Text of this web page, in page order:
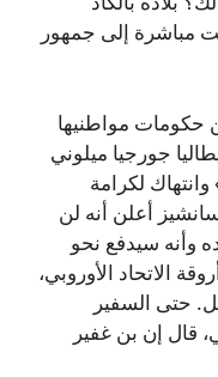
مباشرة إلى جمهور
حكومات مواطنيها
جورجيا ميلوني
لكرامة
أعلن أنه لن
وأنه سيدفع نحو
الاتحاد الأوروبي،
حتى السفير
قال إن بن غفير